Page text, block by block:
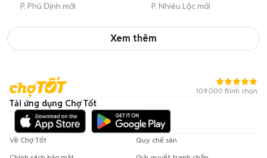
P. Phú Định mới
P. Nhiêu Lộc mới
Xem thêm
109.000 Bình chọn
Tải ứng dụng Chợ Tốt
Về Chợ Tốt
Quy chế sàn